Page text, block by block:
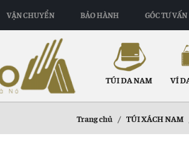
VẬN CHUYỂN BẢO HÀNH GÓC TƯ VẤN
TÚI DA NAM VÍ
Trang chủ / TÚI XÁCH NAM